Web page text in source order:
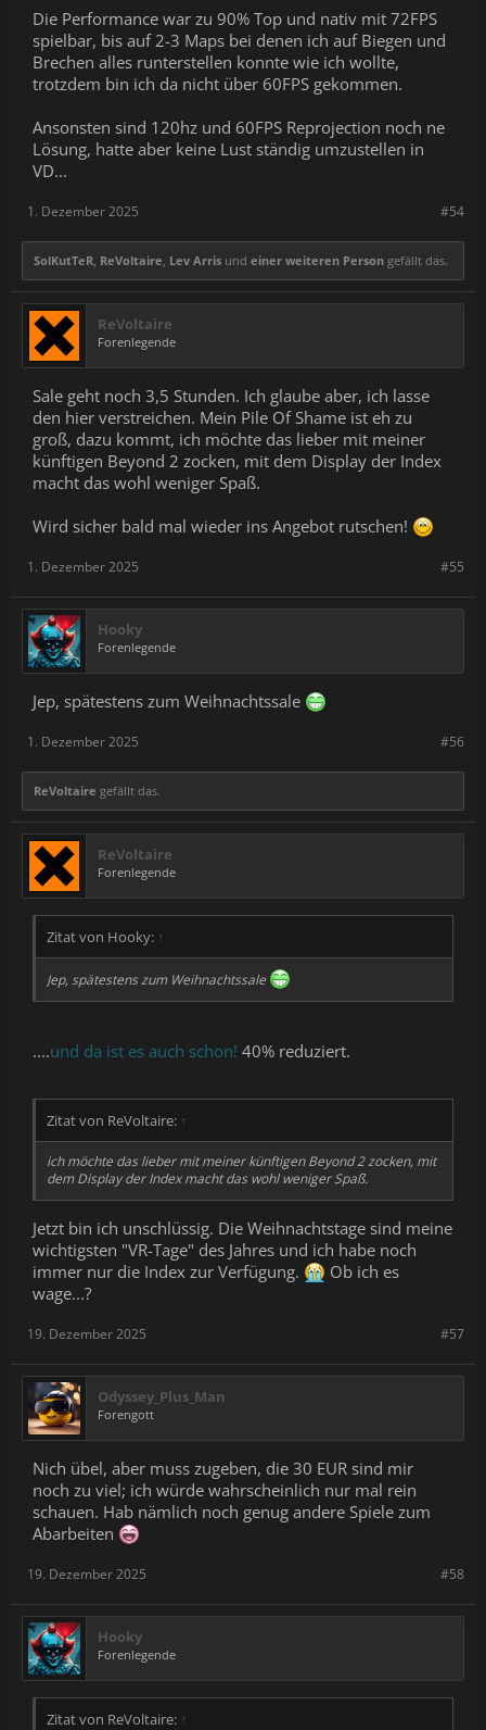
Die Performance war zu 90% Top und nativ mit 72FPS
spielbar, bis auf 2-3 Maps bei denen ich auf Biegen und
Brechen alles runterstellen konnte wie ich wollte,
trotzdem bin ich da nicht über 60FPS gekommen.
Ansonsten sind 120hz und 60FPS Reprojection noch ne
Lösung, hatte aber keine Lust ständig umzustellen in
VD...
#54
1. Dezember 2025
SolKutTeR, ReVoltaire, Lev Arris und einer weiteren Person gefällt das.
ReVoltaire
Forenlegende
Sale geht noch 3,5 Stunden. Ich glaube aber, ich lasse
den hier verstreichen. Mein Pile Of Shame ist eh zu
groß, dazu kommt, ich möchte das lieber mit meiner
künftigen Beyond 2 zocken, mit dem Display der Index
macht das wohl weniger Spaß.
Wird sicher bald mal wieder ins Angebot rutschen!
#55
1. Dezember 2025
Hooky
Forenlegende
Jep, spätestens zum Weihnachtssale
#56
1. Dezember 2025
ReVoltaire gefällt das.
ReVoltaire
Forenlegende
Zitat von Hooky: ↑
Jep, spätestens zum Weihnachtssale
....und da ist es auch schon! 40% reduziert.
Zitat von ReVoltaire: ↑
ich möchte das lieber mit meiner künftigen Beyond 2 zocken, mit
dem Display der Index macht das wohl weniger Spaß.
Jetzt bin ich unschlüssig. Die Weihnachtstage sind meine
wichtigsten "VR-Tage" des Jahres und ich habe noch
immer nur die Index zur Verfügung.
Ob ich es
wage...?
#57
19. Dezember 2025
Odyssey_Plus_Man
Forengott
Nich übel, aber muss zugeben, die 30 EUR sind mir
noch zu viel; ich würde wahrscheinlich nur mal rein
schauen. Hab nämlich noch genug andere Spiele zum
Abarbeiten
#58
19. Dezember 2025
Hooky
Forenlegende
Zitat von ReVoltaire: ↑